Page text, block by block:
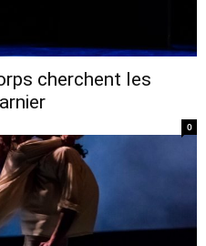
cherchent les
0